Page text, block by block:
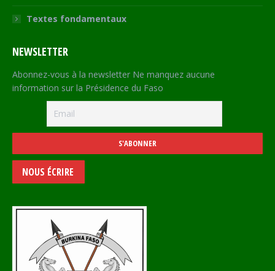
Textes fondamentaux
NEWSLETTER
Abonnez-vous à la newsletter Ne manquez aucune
information sur la Présidence du Faso
NOUS ÉCRIRE